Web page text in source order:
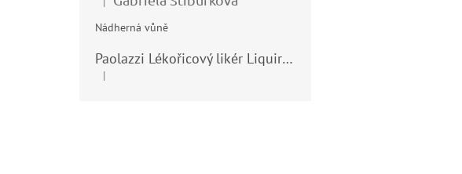
Hodnocení produktu je 5 z 5 hvězdiček.
Nádherná vůně
Paolazzi Lékořicový likér Liquirizia 24% 0,7L
Hodnocení produktu je 5 z 5 hvězdiček.
|